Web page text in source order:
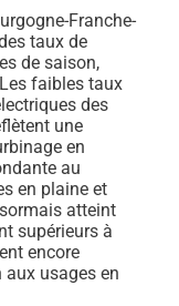
Franche-
taux de
de saison,
faibles taux
des
une
en
au
en plaine et
atteint
supérieurs à
encore
usages en